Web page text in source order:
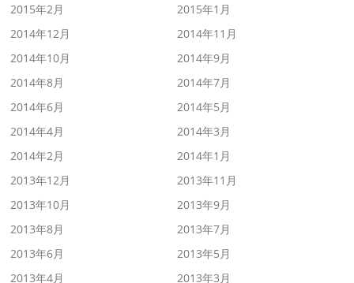
2015年2月
2015年1月
2014年12月
2014年11月
2014年10月
2014年9月
2014年8月
2014年7月
2014年6月
2014年5月
2014年4月
2014年3月
2014年2月
2014年1月
2013年12月
2013年11月
2013年10月
2013年9月
2013年8月
2013年7月
2013年6月
2013年5月
2013年4月
2013年3月